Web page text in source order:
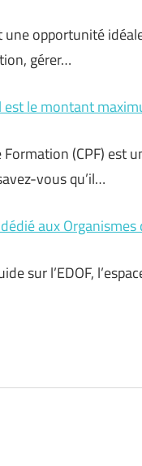
une opportunité
gérer…
est le montant
Formation (CPF)
vous qu’il…
dédié aux
sur l’EDOF,